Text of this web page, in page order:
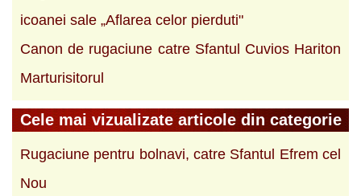
icoanei sale „Aflarea celor pierduti"
Canon de rugaciune catre Sfantul Cuvios Hariton
Marturisitorul
Cele mai vizualizate articole din categorie
Rugaciune pentru bolnavi, catre Sfantul Efrem cel
Nou